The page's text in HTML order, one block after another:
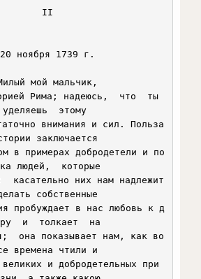
уделяешь  этому
внимания и сил. Польза
заключается
в примерах добродетели и по
людей,  которые
касательно них нам надлежит
собственные
пробуждает в нас любовь к д
и  толкает  на
она показывает нам, как во
времена чтили и
и добродетельных при